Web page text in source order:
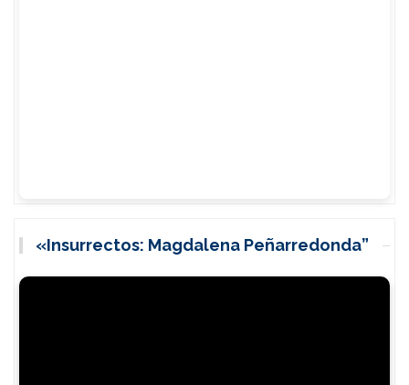
«Insurrectos: Magdalena Peñarredonda”